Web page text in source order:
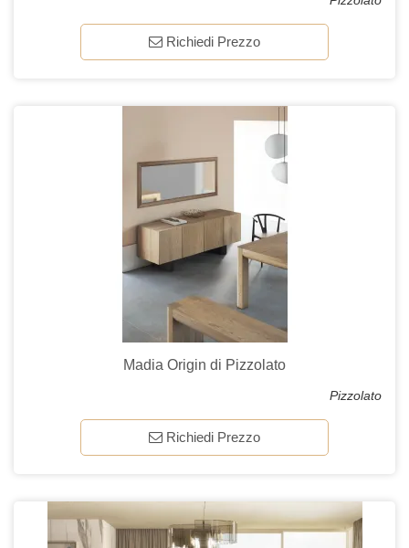
Richiedi Prezzo
Madia Origin di Pizzolato
Pizzolato
Richiedi Prezzo